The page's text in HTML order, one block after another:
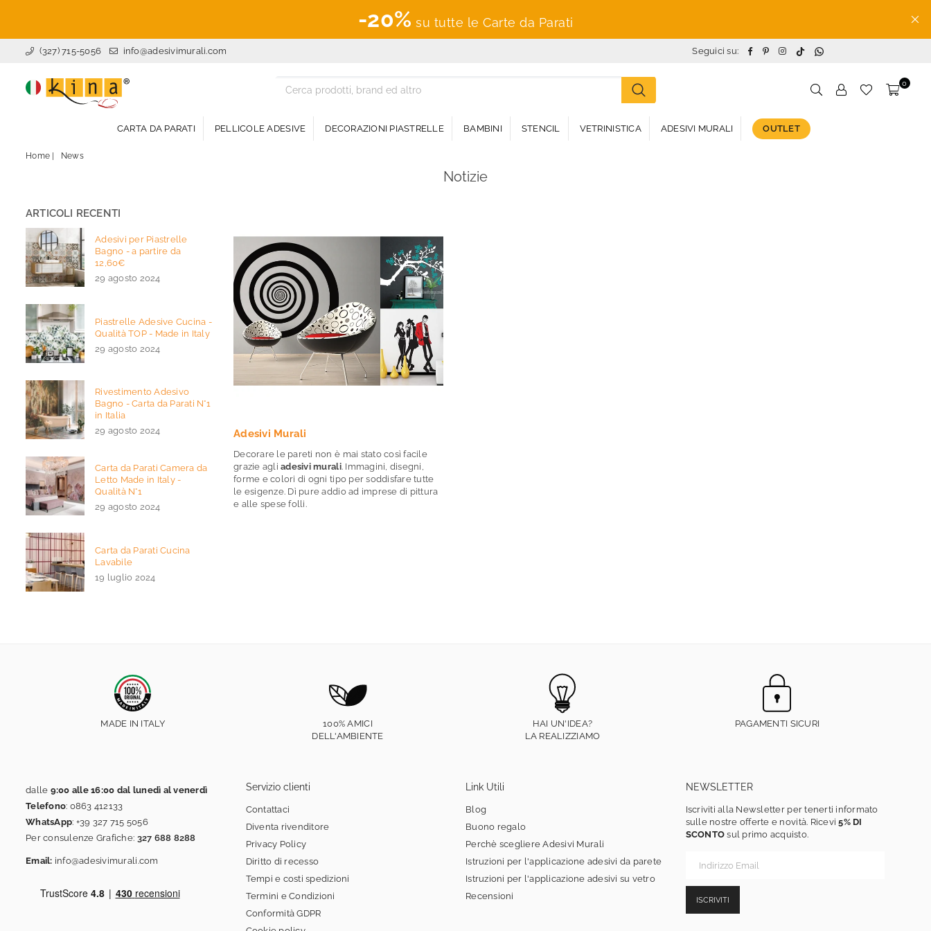
-20% su tutte le Carte da Parati
(327) 715-5056 info@adesivimurali.com Seguici su: Facebook
PinterestInstagram
TikTokWhatsapp
0
CARTA DA PARATI PELLICOLE ADESIVE DECORAZIONI PIASTRELLE BAMBINI STENCIL VETRINISTICA ADESIVI MURALI OUTLET
Home News
Notizie
Adesivi Murali
Decorare le pareti non è mai stato così facile
grazie agliadesivi murali. Immagini, disegni,
forme e colori di ogni tipo per soddisfare tutte
le esigenze. Dì pure addio ad imprese di pittura
e alle spese folli.
ARTICOLI RECENTI
Adesivi per Piastrelle
Bagno - a partire da
12,60€
29 agosto 2024
Piastrelle Adesive Cucina -
Qualità TOP - Made in Italy
29 agosto 2024
Rivestimento Adesivo
Bagno - Carta da Parati N°1
in Italia
29 agosto 2024
Carta da Parati Camera da
Letto Made in Italy -
Qualità N°1
29 agosto 2024
Carta da Parati Cucina
Lavabile
19 luglio 2024
MADE IN ITALY
100% AMICI
DELL'AMBIENTE
HAI UN'IDEA?
LA REALIZZIAMO
PAGAMENTI SICURI
dalle 9:00 alle 16:00 dal lunedì al venerdì
Telefono: 0863 412133
WhatsApp: +39 327 715 5056
Per consulenze Grafiche: 327 688 8288
Email: info@adesivimurali.com
Servizio clienti
Contattaci
Diventa rivenditore
Privacy Policy
Diritto di recesso
Tempi e costi spedizioni
Termini e Condizioni
Conformità GDPR
Link Utili
Blog
Buono regalo
Perchè scegliere Adesivi Murali
Istruzioni per l'applicazione adesivi da parete
Istruzioni per l'applicazione adesivi su vetro
Recensioni
NEWSLETTER
Iscriviti alla Newsletter per tenerti informato
sulle nostre offerte e novità. Ricevi5% DI
SCONTO sul primo acquisto.
ISCRIVITI